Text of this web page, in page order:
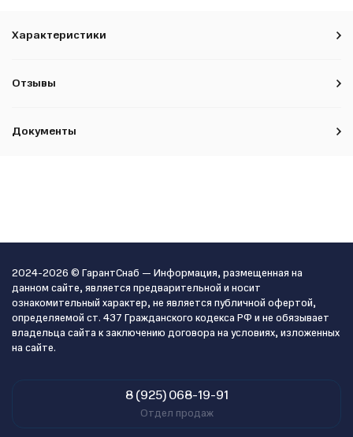
Характеристики
Отзывы
Документы
2024-2026 © ГарантСнаб — Информация, размещенная на
данном сайте, является предварительной и носит
ознакомительный характер, не является публичной офертой,
определяемой ст. 437 Гражданского кодекса РФ и не обязывает
владельца сайта к заключению договора на условиях, изложенных
на сайте.
8 (925) 068-19-91
Отдел продаж